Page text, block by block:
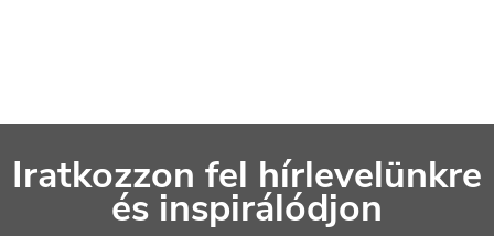
áIratkozzon fel hírlevelünkre
és inspirálódjon